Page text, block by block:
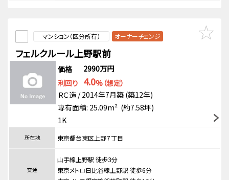
マンション（区分所有） オーナーチェンジ
フェルクルール上野駅前
価格
2990万円
利回り 4.0%（想定）
ＲＣ造 / 2014年7月築 (築12年)
専有面積: 25.09m² (約7.58坪)
1K
所在地 東京都台東区上野７丁目
交通
山手線上野駅 徒歩3分
東京メトロ日比谷線上野駅 徒歩6分